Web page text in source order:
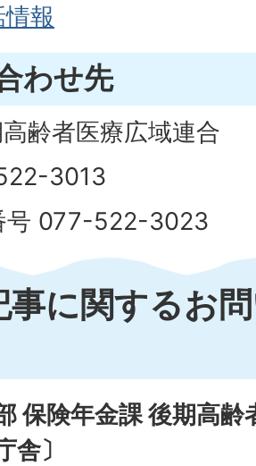
報
わせ先
齢者医療広域連合
3013
号 077-522-3023
事に関するお
保険年金課 後期高
舎〕